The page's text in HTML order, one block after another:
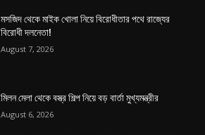
মসজিদ থেকে মাইক খোলা নিয়ে বিরোধীতার পথে রাজ্যের
বিরোধী দলনেতা!
August 7, 2026
মিলন মেলা থেকে বস্ত্র শিল্প নিয়ে বড় বার্তা মুখ্যমন্ত্রীর
August 6, 2026